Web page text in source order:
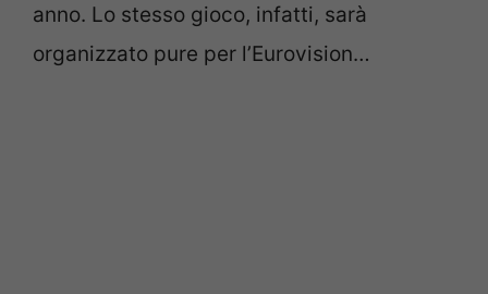
anno. Lo stesso gioco, infatti, sarà
organizzato pure per l’Eurovision…